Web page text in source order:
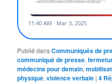
Publié dansCommuniqués de
communiqué de presse,
médecins pour demain,
physique,violence verbale |4